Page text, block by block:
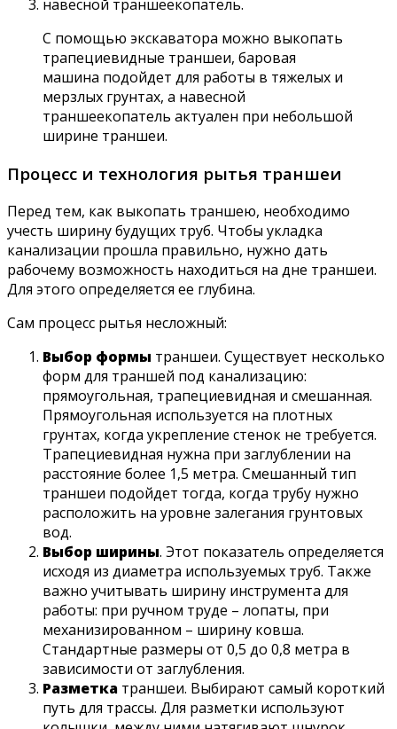
навесной траншеекопатель.
С помощью экскаватора можно выкопать
трапециевидные траншеи, баровая
машина подойдет для работы в тяжелых и
мерзлых грунтах, а навесной
траншеекопатель актуален при небольшой
ширине траншеи.
Процесс и технология рытья траншеи
Перед тем, как выкопать траншею, необходимо
учесть ширину будущих труб. Чтобы укладка
канализации прошла правильно, нужно дать
рабочему возможность находиться на дне траншеи.
Для этого определяется ее глубина.
Сам процесс рытья несложный:
Выбор формы траншеи. Существует несколько
форм для траншей под канализацию:
прямоугольная, трапециевидная и смешанная.
Прямоугольная используется на плотных
грунтах, когда укрепление стенок не требуется.
Трапециевидная нужна при заглублении на
расстояние более 1,5 метра. Смешанный тип
траншеи подойдет тогда, когда трубу нужно
расположить на уровне залегания грунтовых
вод.
Выбор ширины. Этот показатель определяется
исходя из диаметра используемых труб. Также
важно учитывать ширину инструмента для
работы: при ручном труде – лопаты, при
механизированном – ширину ковша.
Стандартные размеры от 0,5 до 0,8 метра в
зависимости от заглубления.
Разметка траншеи. Выбирают самый короткий
путь для трассы. Для разметки используют